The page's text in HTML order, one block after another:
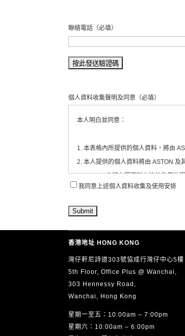
聯絡電話 （必填）
個人資料收集聲明及同意 （必填）
本人明白並同意：
1. 本表格內所提供的個人資料，將由
2. 本人提供的個人資料將由 ASTON 及
3. ASTON 會將有關資料存放於為每位
4. 本人同意 ASTON 定期透過電郵、
6. 根據《個人資料（私隱）條例》（香
電郵：info@aston.edu.hk
本人已閱讀、明白並同意以上全部內容
我同意上述個人資料收集及使用安排
香港地址 HONG KONG
灣仔軒尼詩道303號協成行灣仔中心5樓
5th Floor, Office Plus @ Wanchai,
303 Hennessy Road,
Wanchai, Hong Kong
星期一至五：10:00am – 7:00pm
星期六：10:00am – 6:00pm